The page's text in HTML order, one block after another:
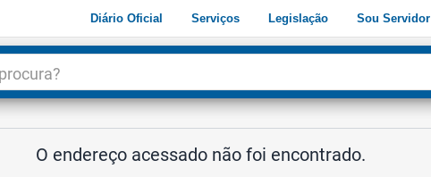
Diário Oficial Serviços Legislação Sou Servidor
O endereço acessado não foi encontrado.